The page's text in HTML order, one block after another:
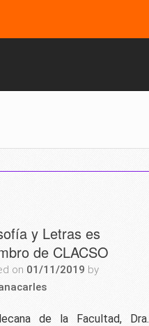
y Letras es
de CLACSO
on 01/11/2019 by
de la Facultad, Dra.